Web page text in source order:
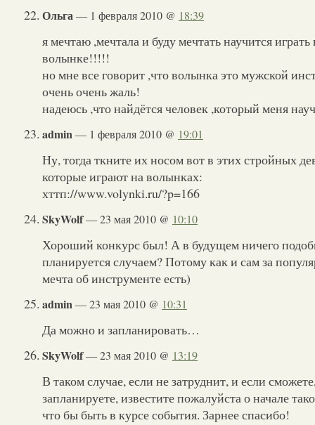
Ольга— 1 февраля 2010 @ 18:39
я мечтаю ,мечтала и буду мечтать научится играть
волынке!!!!!
но мне все говорит ,что волынка это мужской
очень очень жаль!
надеюсь ,что найдётся человек ,который меня
admin— 1 февраля 2010 @ 19:01
Ну, тогда ткните их носом вот в этих стройных
которые играют на волынках:
хттп://www.volynki.ru/?p=166
SkyWolf— 23 мая 2010 @ 10:10
Хороший конкурс был! А в будущем ничего
планируется случаем? Потому как и сам за
мечта об инструменте есть)
admin— 23 мая 2010 @ 10:31
Да можно и запланировать…
SkyWolf— 23 мая 2010 @ 13:19
В таком случае, если не затруднит, и если
запланируете, известите пожалуйста о начале
что бы быть в курсе события. Зарнее спасибо!